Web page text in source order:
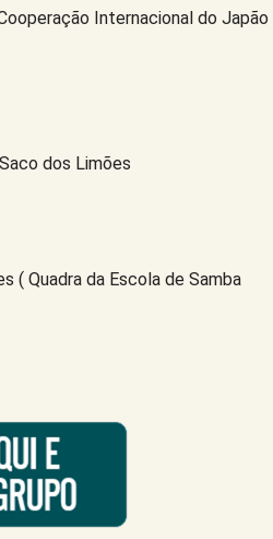
Internacional do Japão
dos Limões
( Quadra da Escola de Samba